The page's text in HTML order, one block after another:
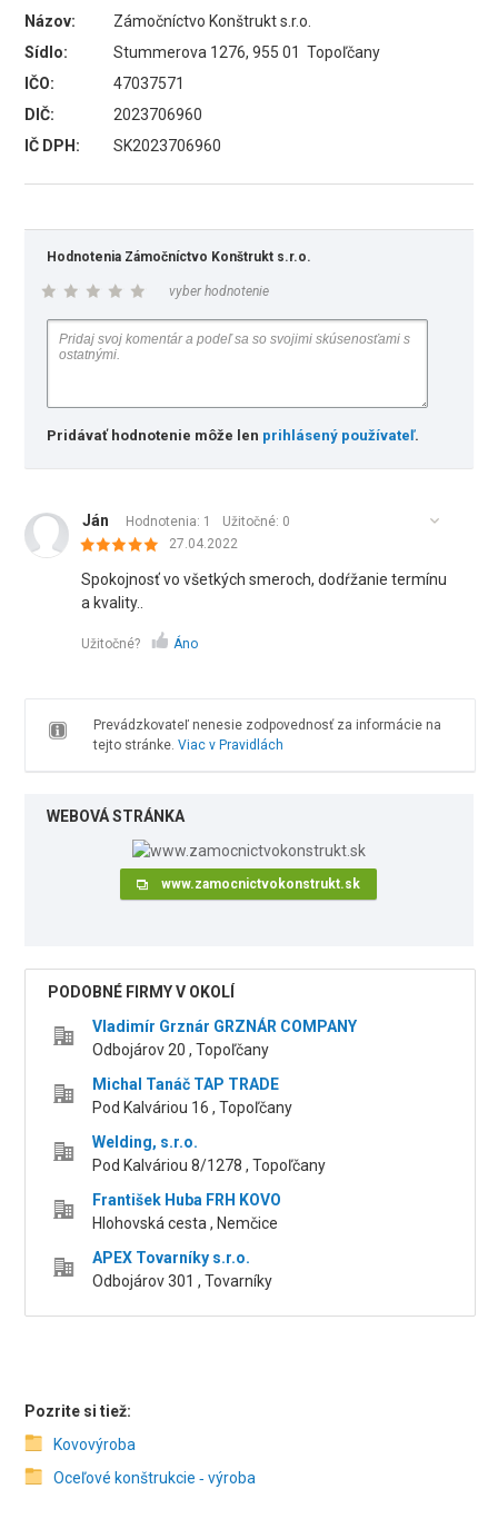
Názov:
Zámočníctvo Konštrukt s.r.o.
Sídlo:
Stummerova 1276, 955 01 Topoľčany
IČO:
47037571
DIČ:
2023706960
IČ DPH:
SK2023706960
Hodnotenia Zámočníctvo Konštrukt s.r.o.
vyber hodnotenie
Pridávať hodnotenie môže len prihlásený používateľ.
Ján Hodnotenia: 1 Užitočné: 0
27.04.2022
Spokojnosť vo všetkých smeroch, dodŕžanie termínu
a kvality..
Užitočné? Áno
Prevádzkovateľ nenesie zodpovednosť za informácie na
tejto stránke. Viac v Pravidlách
WEBOVÁ STRÁNKA
www.zamocnictvokonstrukt.sk
PODOBNÉ FIRMY V OKOLÍ
Vladimír Grznár GRZNÁR COMPANY
Odbojárov 20 , Topoľčany
Michal Tanáč TAP TRADE
Pod Kalváriou 16 , Topoľčany
Welding, s.r.o.
Pod Kalváriou 8/1278 , Topoľčany
František Huba FRH KOVO
Hlohovská cesta , Nemčice
APEX Tovarníky s.r.o.
Odbojárov 301 , Tovarníky
Pozrite si tiež:
Kovovýroba
Oceľové konštrukcie ‑ výroba